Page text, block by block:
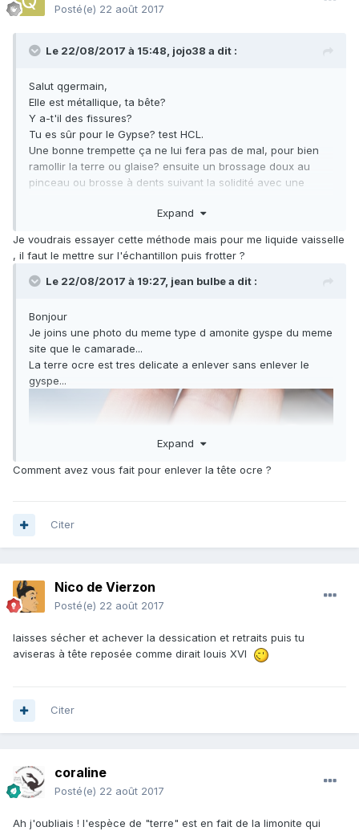
Posté(e) 22 août 2017
Le 22/08/2017 à 15:48, jojo38 a dit :
Salut qgermain,
Elle est métallique, ta bête?
Y a-t'il des fissures?
Tu es sûr pour le Gypse? test HCL.
Une bonne trempette ça ne lui fera pas de mal, pour bien
ramollir la terre ou glaise? ensuite un brossage doux au
pinceau ou brosse à dents suivant la solidité avec une
Expand
Je voudrais essayer cette méthode mais pour me liquide vaisselle
, il faut le mettre sur l'échantillon puis frotter ?
Le 22/08/2017 à 19:27, jean bulbea dit :
Bonjour
Je joins une photo du meme type d amonite gyspe du meme
site que le camarade...
La terre ocre est tres delicate a enlever sans enlever le
gyspe...
Expand
Comment avez vous fait pour enlever la tête ocre ?
Citer
Nico de Vierzon
Posté(e) 22 août 2017
laisses sécher et achever la dessication et retraits puis tu
aviseras à tête reposée comme dirait louis XVI
Citer
coraline
Posté(e) 22 août 2017
Ah j'oubliais ! l'espèce de "terre" est en fait de la limonite qui